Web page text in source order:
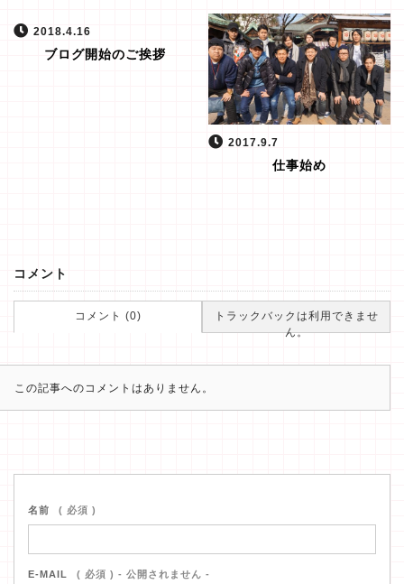
2018.4.16
ブログ開始のご挨拶
2017.9.7
仕事始め
コメント
コメント (0)
トラックバックは利用できませ
ん。
この記事へのコメントはありません。
名前 ( 必須 )
E-MAIL ( 必須 ) - 公開されません -